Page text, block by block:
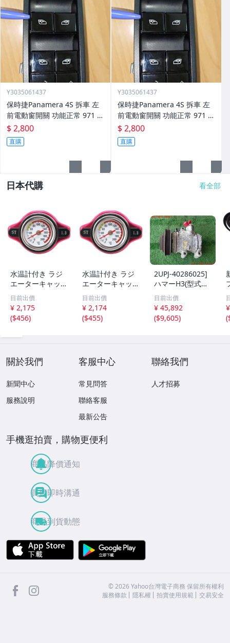
Y3035061437
保時捷Panamera 4S 拆車 左
前電動窗開關 功能正常 971 9
59 858 C 2800元
$ 2,800
直購
Y3035061437
保時捷Panamera 4S 拆車 左
前電動窗開關 功能正常 971 9
59 858 C 2800元
$ 2,800
直購
日本代購 看全部
水温計付き ラジ
エーターキャップ
開弁圧1.3k Bタイ
プ トヨタ/日産/ス
ズキ/スバル/マツ
ダ/ダイハツ/ホン
目前出價
¥ 2,175
($456)
水温計付き ラジ
エーターキャップ
開弁圧1.3k Bタイ
プ トヨタ/日産/ス
ズキ/スバル/マツ
ダ/ダイハツ/ホン
目前出價
¥ 2,174
($455)
2UPJ-40286025]
ハマーH3(型式不
明)エアコンコン
プレッサー 中古
目前出價
¥ 45,892
($9,605)
(
關於我們
新聞中心
服務說明
客服中心
常見問答
聯絡客服
最新公告
聯絡我們
人才招募
手機逛拍賣，購物更便利
商品降價通知
買賣即時溝通
商品到貨動態
APP Store
facebook ©2026 Yahoo台灣電子商務 保留所有權利
服務條款
隱私權 拍賣使用規範 交易安全